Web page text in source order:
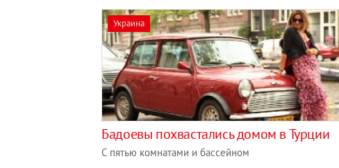
Украина
Бадоевы похвастались домом в Турции
С пятью комнатами и бассейном